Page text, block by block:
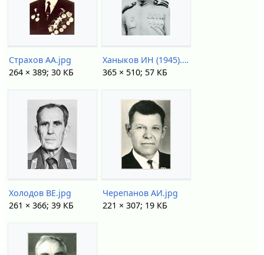
Страхов АА.jpg
264 × 389; 30 КБ
Ханыков ИН (1945).jpg
365 × 510; 57 КБ
Холодов ВЕ.jpg
261 × 366; 39 КБ
Черепанов АИ.jpg
221 × 307; 19 КБ